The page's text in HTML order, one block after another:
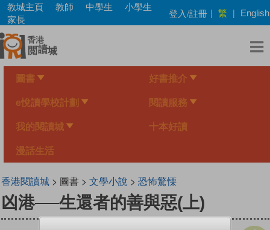
Skip
main
content
教城主頁 教師 中學生
小學生
家長
登入/註冊 | 繁 | English
圖書 好書推介
e悅讀學校計劃 閱讀服務
我的閱讀城 十本好讀
漫話生活
香港閱讀城> 圖書 > 文學小說 > 恐怖驚慄
凶港──生還者的善與惡(上)